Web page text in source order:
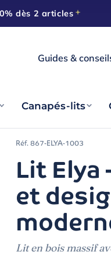
dès 2 articles
Guides &
Le blog sommeil
Livraison
À domicile, sous 15 jours
Reprise
De votre ancienne literie
Paiement
Canapés-lits
Réf.867-ELYA-1003
Lit Elya
et
Lit en bois massif